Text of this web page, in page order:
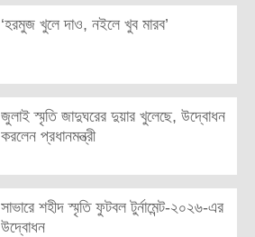
‘হরমুজ খুলে দাও, নইলে খুব মারব’
জুলাই স্মৃতি জাদুঘরের দুয়ার খুলেছে, উদ্বোধন
করলেন প্রধানমন্ত্রী
সাভারে শহীদ স্মৃতি ফুটবল টুর্নামেন্ট-২০২৬-এর
উদ্বোধন